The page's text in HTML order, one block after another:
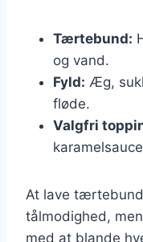
Tærtebund:
og vand.
Fyld: Æg,
fløde.
Valgfri
At lave
tålmodighed,
med at blande